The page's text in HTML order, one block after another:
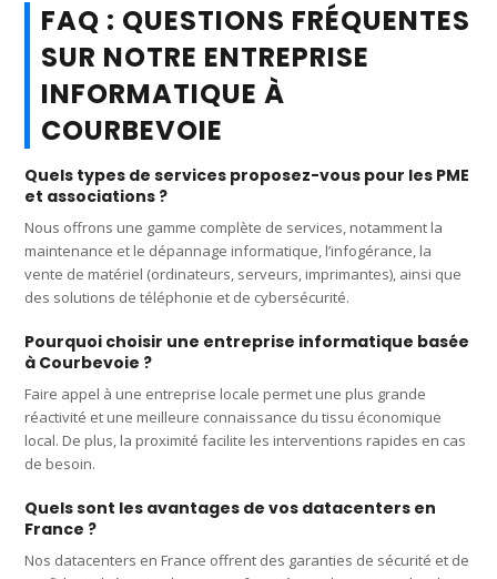
FAQ : QUESTIONS FRÉQUENTES
SUR NOTRE ENTREPRISE
INFORMATIQUE À
COURBEVOIE
Quels types de services proposez-vous pour les PME
et associations ?
Nous offrons une gamme complète de services, notamment la
maintenance et le dépannage informatique, l’infogérance, la
vente de matériel (ordinateurs, serveurs, imprimantes), ainsi que
des solutions de téléphonie et de cybersécurité.
Pourquoi choisir une entreprise informatique basée
à Courbevoie ?
Faire appel à une entreprise locale permet une plus grande
réactivité et une meilleure connaissance du tissu économique
local. De plus, la proximité facilite les interventions rapides en cas
de besoin.
Quels sont les avantages de vos datacenters en
France ?
Nos datacenters en France offrent des garanties de sécurité et de